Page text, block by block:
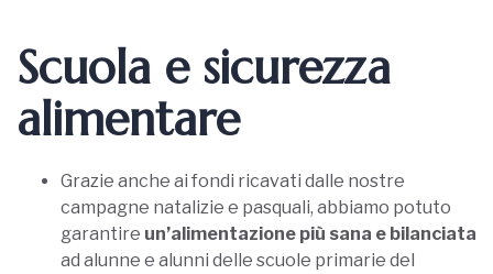
Scuola e sicurezza
alimentare
Grazie anche ai fondi ricavati dalle nostre
campagne natalizie e pasquali, abbiamo potuto
garantire un’alimentazione più sana e bilanciata
ad alunne e alunni delle scuole primarie del